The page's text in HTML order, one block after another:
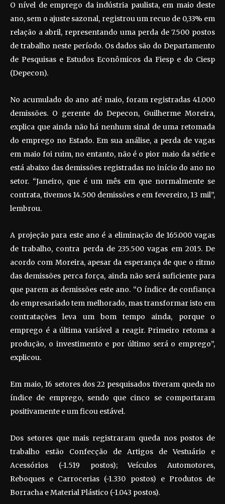
O nível de emprego da indústria paulista, em maio deste
ano, sem o ajuste sazonal, registrou um recuo de 0,33% em
relação a abril, representando uma perda de 7.500 postos
de trabalho neste período. Os dados são do Departamento
de Pesquisas e Estudos Econômicos da Fiesp e do Ciesp
(Depecon).
No acumulado do ano até maio, foram registradas 41.000
demissões. O gerente do Depecon, Guilherme Moreira,
explica que ainda não há nenhum sinal de uma retomada
do emprego no Estado. Em sua análise, a perda de vagas
em maio foi ruim, no entanto, não é o pior maio da série e
está abaixo das demissões registradas no início do ano no
setor. “Janeiro, que é um mês em que normalmente se
contrata, tivemos 14.500 demissões e em fevereiro, 13 mil”,
lembrou.
A projeção para este ano é a eliminação de 165.000 vagas
de trabalho, contra perda de 235.500 vagas em 2015. De
acordo com Moreira, apesar da esperança de que o ritmo
das demissões perca força, ainda não será suficiente para
que parem as demissões este ano. “O índice de confiança
do empresariado tem melhorado, mas transformar isto em
contratações leva um bom tempo ainda, porque o
emprego é a última variável a reagir. Primeiro retoma a
produção, o investimento e por último será o emprego”,
explicou.
Em maio, 16 setores dos 22 pesquisados tiveram queda no
índice de emprego, sendo que cinco se comportaram
positivamente e um ficou estável.
Dos setores que mais registraram queda nos postos de
trabalho estão Confecção de Artigos de Vestuário e
Acessórios (-1.519 postos); Veículos Automotores,
Reboques e Carrocerias (-1.330 postos) e Produtos de
Borracha e Material Plástico (-1.043 postos).